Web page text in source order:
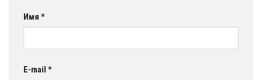
Имя *
E-mail *